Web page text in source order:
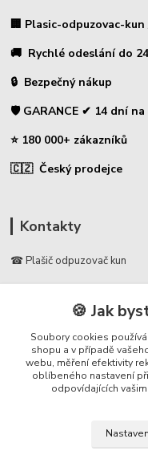
🏢 Plasic-odpuzovac-
🚚 Rychlé odeslání do
🔒 Bezpečný nákup
🛡️ GARANCE ✔ 14 dní
⭐ 180 000+ zákazníků
🇨🇿 Český prodejce
Kontakty
☎ Plašič odpuzovač kun
📞 728
⏰ Po-Pá | 7:00 -
info@repulse.cz
🍪 Jak
Soubory cookies
shopu a v případě
webu, měření efektivity
oblíbeného nastavení
odpovídajících